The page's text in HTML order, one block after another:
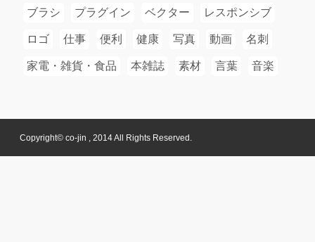
ブラシ プラグイン ベクター レスポンシブ
ロゴ 仕事 便利 健康 写真 動画 名刺
家電・雑貨・食品 本雑誌 素材 言葉 音楽
Copyright© co-jin , 2014 All Rights Reserved.